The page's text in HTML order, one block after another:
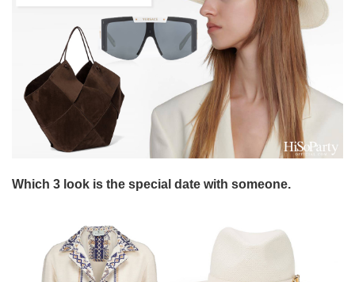
Which 3 look is the special date with someone.